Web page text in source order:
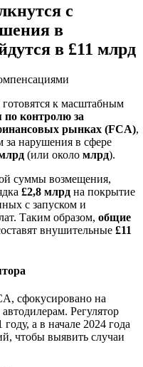
с
в
в £11 млрд
к масштабным
по контролю за
рынках (FCA),
нарушения в сфере
(или около млрд).
суммы возмещения,
£2,8 млрд на покрытие
с запуском и
Таким образом, общие
внушительные £11
сфокусировано на
Регулятор
а в начале 2024 года
чтобы выявить случаи